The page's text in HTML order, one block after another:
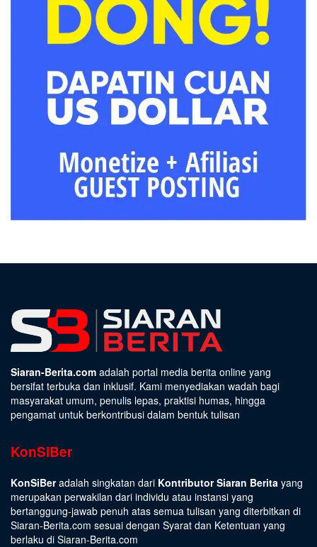
Siaran-Berita.com adalah portal media berita online yang
bersifat terbuka dan inklusif. Kami menyediakan wadah bagi
masyarakat umum, penulis lepas, praktisi humas, hingga
pengamat untuk berkontribusi dalam bentuk tulisan
KonSiBer
KonSiBeradalah singkatan dari Kontributor Siaran Berita yang
merupakan perwakilan dari individu atau instansi yang
bertanggung-jawab penuh atas semua tulisan yang diterbitkan di
Siaran-Berita.com sesuai dengan Syarat dan Ketentuan yang
berlaku di Siaran-Berita.com